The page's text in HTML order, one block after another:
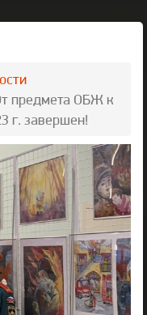
предмета ОБЖ к
г. завершен!